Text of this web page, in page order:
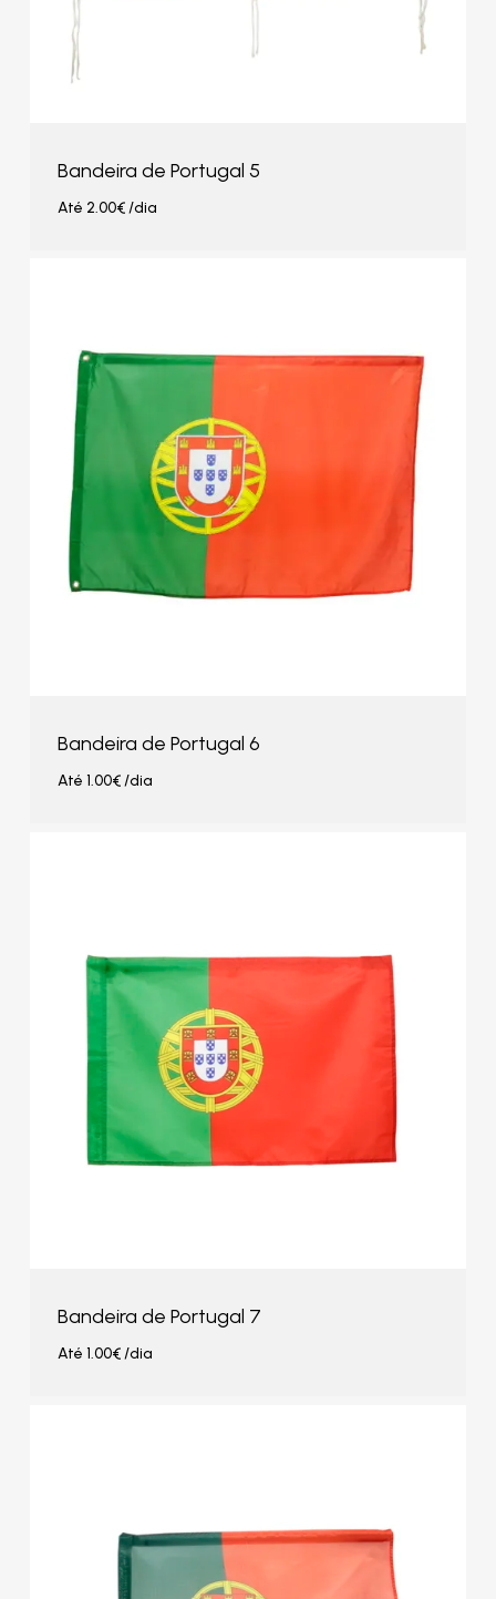
Bandeira de Portugal 5
Até 2.00€/dia
Bandeira de Portugal 6
Até 1.00€/dia
Bandeira de Portugal 7
Até 1.00€/dia